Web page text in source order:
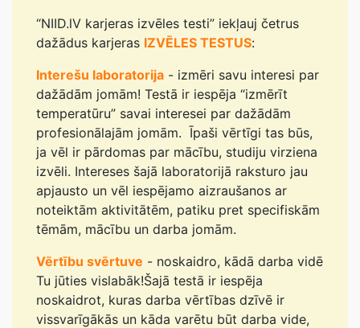
“NIID.lV karjeras izvēles testi” iekļauj četrus
dažādus karjeras IZVĒLES TESTUS:
Interešu laboratorija - izmēri savu interesi par
dažādām jomām! Testā ir iespēja “izmērīt
temperatūru” savai interesei par dažādām
profesionālajām jomām. Īpaši vērtīgi tas būs,
ja vēl ir pārdomas par mācību, studiju virziena
izvēli. Intereses šajā laboratorijā raksturo jau
apjausto un vēl iespējamo aizraušanos ar
noteiktām aktivitātēm, patiku pret specifiskām
tēmām, mācību un darba jomām.
Vērtību svērtuve - noskaidro, kādā darba vidē
Tu jūties vislabāk!Šajā testā ir iespēja
noskaidrot, kuras darba vērtības dzīvē ir
vissvarīgākās un kāda varētu būt darba vide,